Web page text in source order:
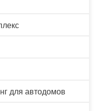
для автодомов